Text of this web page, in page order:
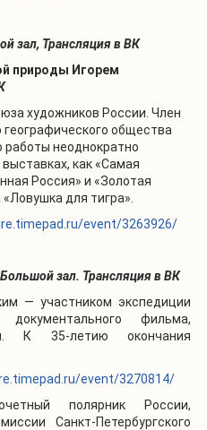
зал, Трансляция в ВК
природы Игорем
художников России. Член
общества
работы неоднократно
как «Самая
Россия» и «Золотая
для тигра».
event/3263926/
зал. Трансляция в ВК
— участником экспедиции
документального фильма,
К 35-летию окончания
event/3270814/
полярник России,
Санкт-Петербургского